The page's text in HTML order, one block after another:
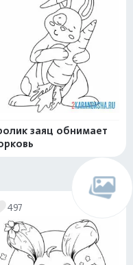
заяц обнимает
497